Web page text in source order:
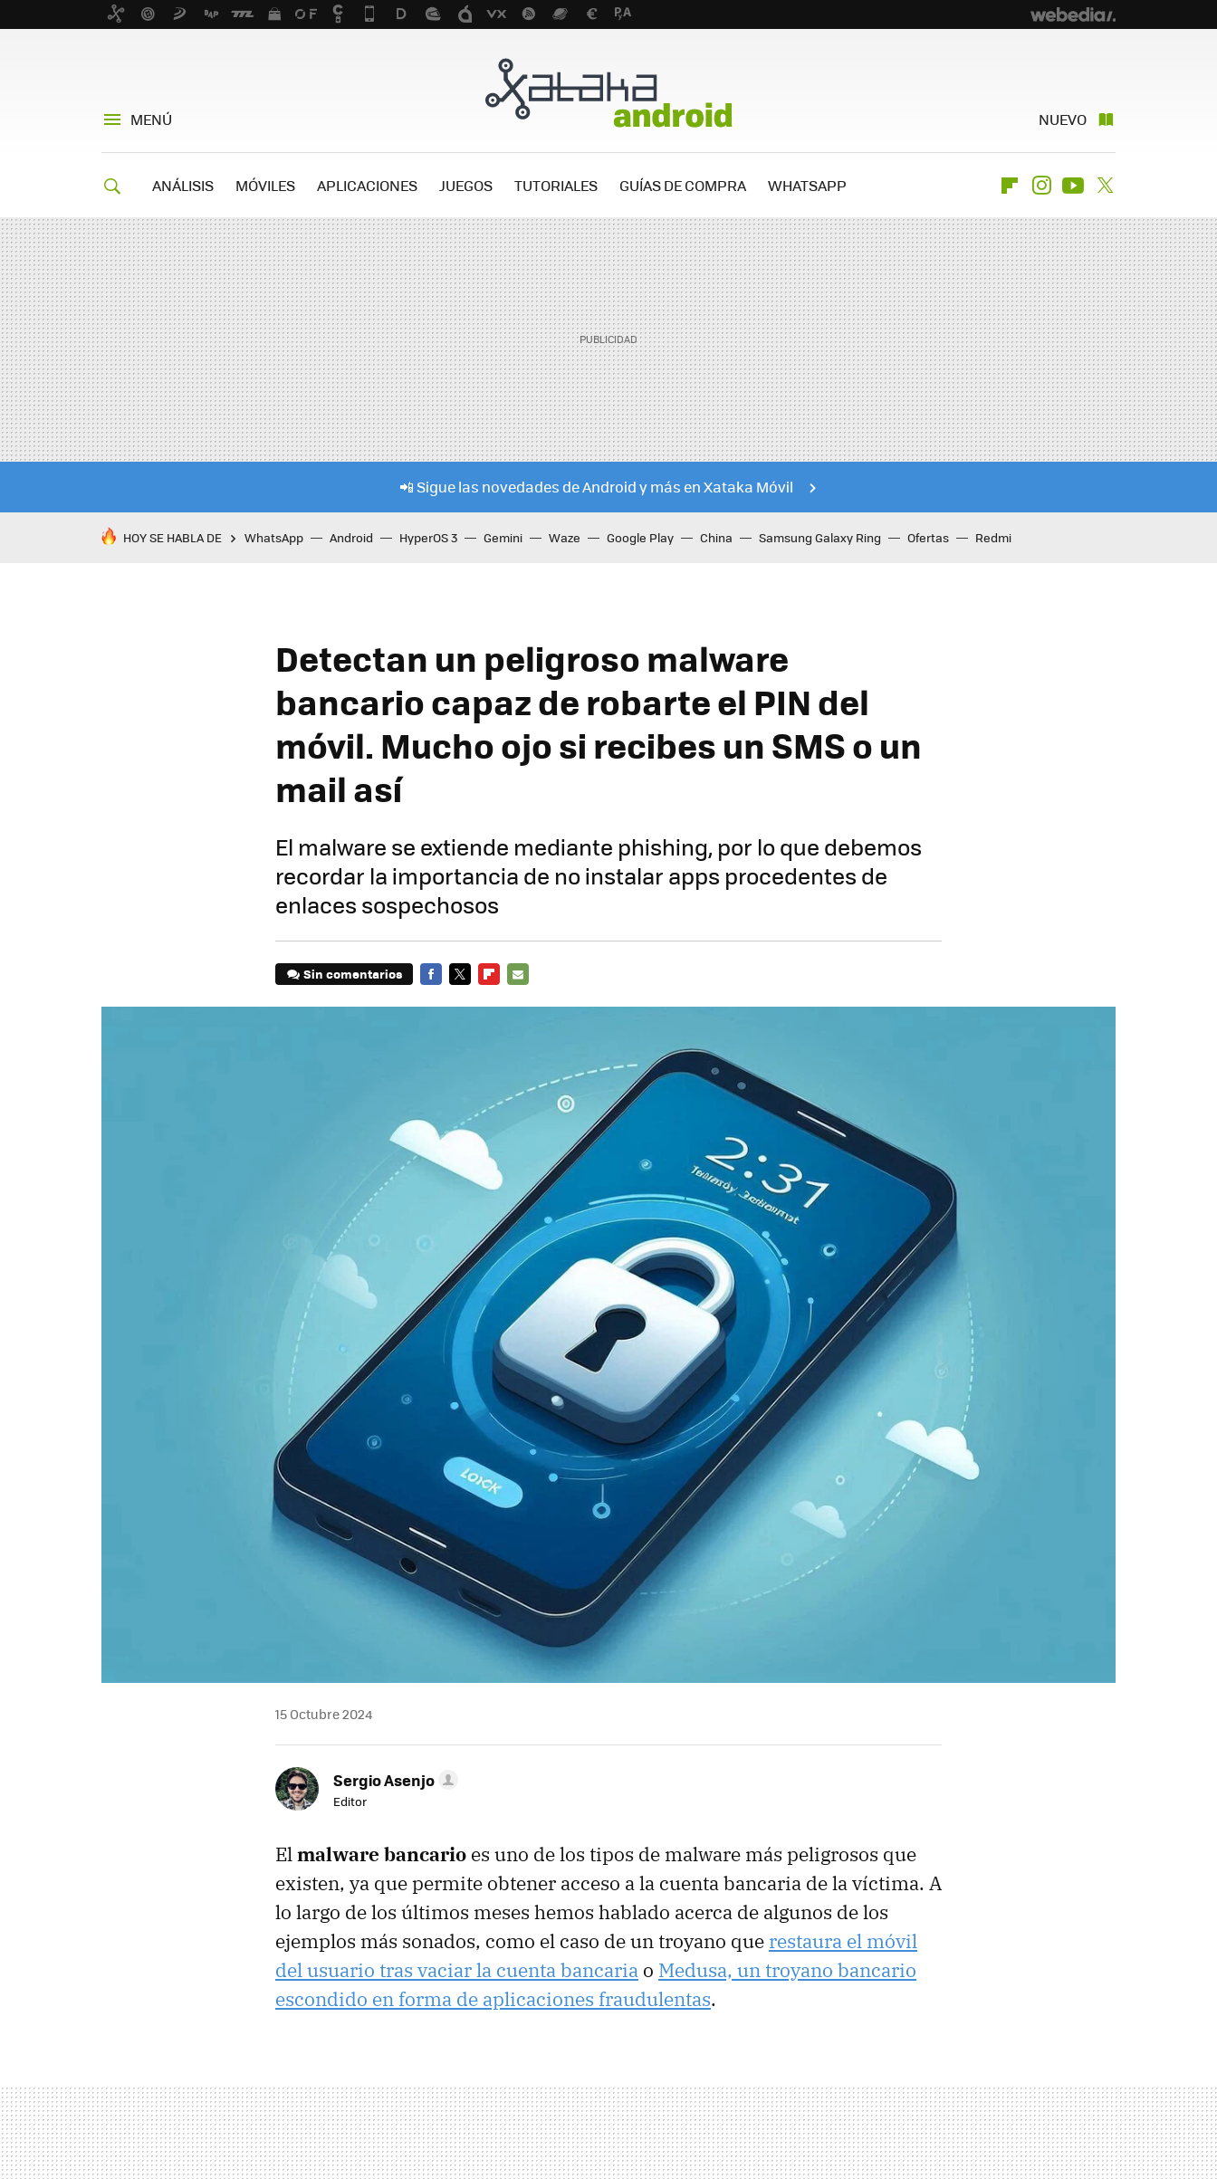
MENÚ NUEVO
ANÁLISIS MÓVILES APLICACIONES JUEGOS TUTORIALES GUÍAS DE COMPRA WHATSAPP FlipboardInstagramYoutube
📲 Sigue las novedades de Android y más en Xataka Móvil
HOY SE HABLA DE WhatsApp Android HyperOS 3 Gemini Waze Google Play China Samsung Galaxy Ring Ofertas Redmi
Detectan un peligroso malware
bancario capaz de robarte el PIN del
móvil. Mucho ojo si recibes un SMS o un
mail así
El malware se extiende mediante phishing, por lo que debemos
recordar la importancia de no instalar apps procedentes de
enlaces sospechosos
Sin comentarios
15 Octubre 2024
Sergio Asenjo
Editor
Elmalware bancario es uno de los tipos de malware más peligrosos que
existen, ya que permite obtener acceso a la cuenta bancaria de la víctima. A
lo largo de los últimos meses hemos hablado acerca de algunos de los
ejemplos más sonados, como el caso de un troyano que restaura el móvil
del usuario tras vaciar la cuenta bancaria o Medusa, un troyano bancario
escondido en forma de aplicaciones fraudulentas.